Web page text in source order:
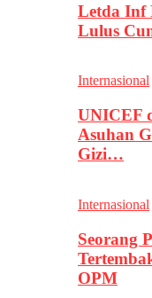
Letda Inf
Lulus
Internasional
UNICEF
Asuhan
Gizi…
Internasional
Seorang
OPM